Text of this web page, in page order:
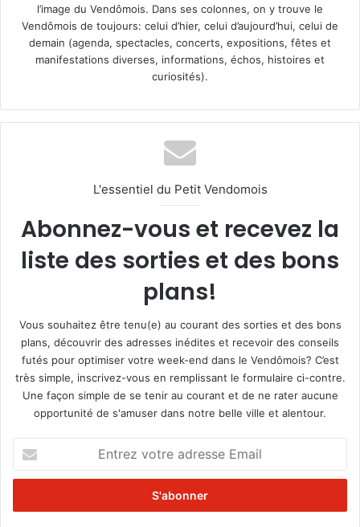
l’image du Vendômois. Dans ses colonnes, on y trouve le
Vendômois de toujours: celui d’hier, celui d’aujourd’hui, celui de
demain (agenda, spectacles, concerts, expositions, fêtes et
manifestations diverses, informations, échos, histoires et
curiosités).
L'essentiel du Petit Vendomois
Abonnez-vous et recevez la
liste des sorties et des bons
plans!
Vous souhaitez être tenu(e) au courant des sorties et des bons
plans, découvrir des adresses inédites et recevoir des conseils
futés pour optimiser votre week-end dans le Vendômois? C’est
très simple, inscrivez-vous en remplissant le formulaire ci-contre.
Une façon simple de se tenir au courant et de ne rater aucune
opportunité de s'amuser dans notre belle ville et alentour.
t
e